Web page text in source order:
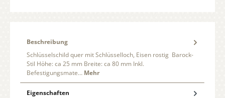
Beschreibung
Schlüsselschild quer mit Schlüsselloch, Eisen rostig Barock-
Stil Höhe: ca 25 mm Breite: ca 80 mm Inkl.
Befestigungsmate… Mehr
Eigenschaften